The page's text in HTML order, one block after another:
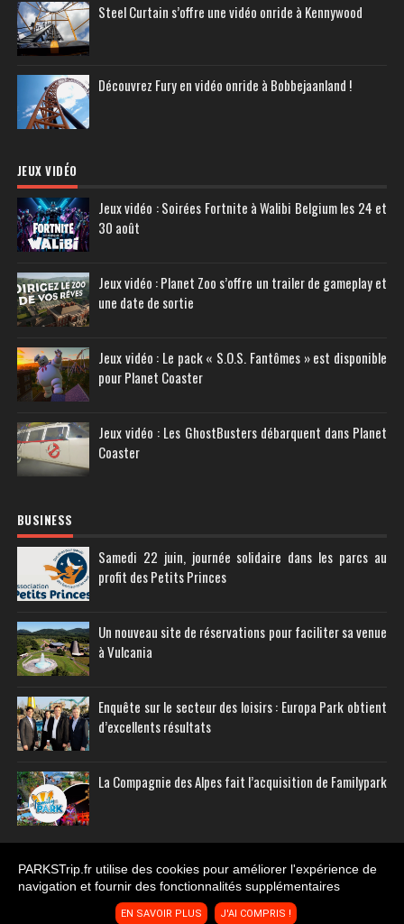
Steel Curtain s’offre une vidéo onride à Kennywood
Découvrez Fury en vidéo onride à Bobbejaanland !
JEUX VIDÉO
Jeux vidéo : Soirées Fortnite à Walibi Belgium les 24 et
30 août
Jeux vidéo : Planet Zoo s’offre un trailer de gameplay et
une date de sortie
Jeux vidéo : Le pack « S.O.S. Fantômes » est disponible
pour Planet Coaster
Jeux vidéo : Les GhostBusters débarquent dans Planet
Coaster
BUSINESS
Samedi 22 juin, journée solidaire dans les parcs au
profit des Petits Princes
Un nouveau site de réservations pour faciliter sa venue
à Vulcania
Enquête sur le secteur des loisirs : Europa Park obtient
d’excellents résultats
La Compagnie des Alpes fait l’acquisition de Familypark
Copyright © 2011- 2026PARKS Trip
PARKSTrip.fr utilise des cookies pour améliorer l'expérience de
navigation et fournir des fonctionnalités supplémentaires
EN SAVOIR PLUS J'AI COMPRIS !